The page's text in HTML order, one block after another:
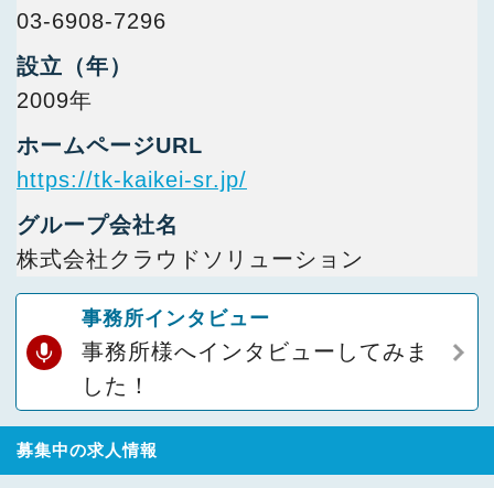
03-6908-7296
設立（年）
2009年
ホームページURL
https://tk-kaikei-sr.jp/
グループ会社名
株式会社クラウドソリューション
事務所インタビュー
事務所様へインタビューしてみま
した！
募集中の求人情報